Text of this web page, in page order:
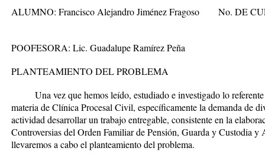
ALUMNO: Francisco Alejandro Jiménez Fragoso No. DE
POOFESORA: Lic. Guadalupe Ramírez Peña
PLANTEAMIENTO DEL PROBLEMA
Una vez que hemos leído, estudiado e investigado lo referente
materia de Clínica Procesal Civil, específicamente la demanda de
actividad desarrollar un trabajo entregable, consistente en la
Controversias del Orden Familiar de Pensión, Guarda y Custodia
llevaremos a cabo el planteamiento del problema.